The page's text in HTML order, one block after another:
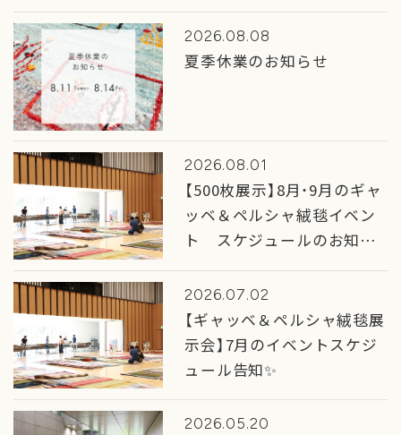
2026.08.08
夏季休業のお知らせ
2026.08.01
【500枚展示】8月・9月のギャ
ッベ＆ペルシャ絨毯イベン
ト スケジュールのお知ら
せ
2026.07.02
【ギャッベ＆ペルシャ絨毯展
示会】7月のイベントスケジ
ュール告知✨
2026.05.20